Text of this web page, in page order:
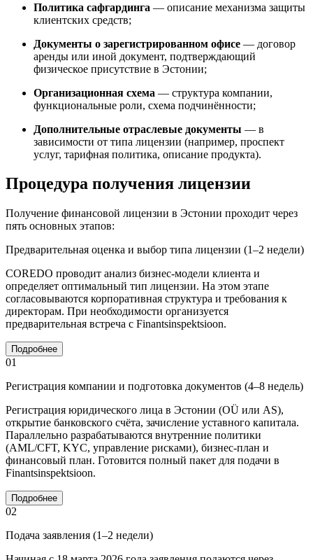
Политика сафгардинга — описание механизма защиты
клиентских средств;
Документы о зарегистрированном офисе — договор
аренды или иной документ, подтверждающий
физическое присутствие в Эстонии;
Организационная схема — структура компании,
функциональные роли, схема подчинённости;
Дополнительные отраслевые документы — в
зависимости от типа лицензии (например, проспект
услуг, тарифная политика, описание продукта).
Процедура получения лицензии
Получение финансовой лицензии в Эстонии проходит через
пять основных этапов:
Предварительная оценка и выбор типа лицензии (1–2 недели)
COREDO проводит анализ бизнес-модели клиента и
определяет оптимальный тип лицензии. На этом этапе
согласовываются корпоративная структура и требования к
директорам. При необходимости организуется
предварительная встреча с Finantsinspektsioon.
Подробнее
01
Регистрация компании и подготовка документов (4–8 недель)
Регистрация юридического лица в Эстонии (OÜ или AS),
открытие банковского счёта, зачисление уставного капитала.
Параллельно разрабатываются внутренние политики
(AML/CFT, KYC, управление рисками), бизнес-план и
финансовый план. Готовится полный пакет для подачи в
Finantsinspektsioon.
Подробнее
02
Подача заявления (1–2 недели)